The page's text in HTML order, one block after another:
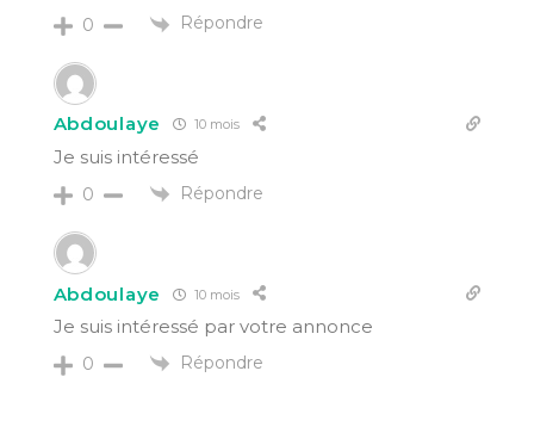
0 Répondre
Abdoulaye 10 mois
Je suis intéressé
0 Répondre
Abdoulaye 10 mois
Je suis intéressé par votre annonce
0 Répondre